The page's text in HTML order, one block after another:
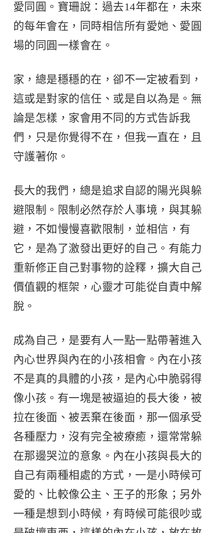
愛同圓。寶珊說：過去14年都在，未來
的每年會在，同時相信所有愛她、愛圓
場的同圓一樣會在。
家，總是穩穩的在，卻不一定被看到，
這或是對家的信任、或是自以為是。無
論是怎樣，家會用不同的方式告訴我
們，只是你覺得不在，但我一直在，且
守護著你。
長大的我們，總是追求自認的陽光與躲
避限制。限制必然存於人事境，與其躲
避，不如慢慢喜歡限制，並相信，有
它，是為了激發出更好的自己。有能力
重新修正自己對事物的詮釋，擴大自己
價值觀的框架，心靈才可能從自責中解
脫。
成為自己，是要有人一點一點帶著進入
內心世界與內在的小孩相會。內在小孩
不是真的具體的小孩，是內心中脆弱得
像小孩。有一塊是被逼迫的長大後，被
拉在後面、被丟棄在後面，那一個承受
各種壓力，沒有完全被療癒，還常常躲
在那邊哭泣的意象。內在小孩與長大的
自己有兩種相處的方式，一是小時候可
愛的、比較像公主、王子的形象；另外
一種是想到小時候，有時候可能很吵或